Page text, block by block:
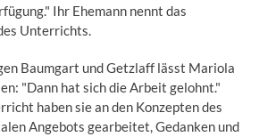
Ihr Ehemann nennt das
Unterrichts.
Baumgart und Getzlaff lässt Mariola
"Dann hat sich die Arbeit gelohnt."
haben sie an den Konzepten des
Angebots gearbeitet, Gedanken und